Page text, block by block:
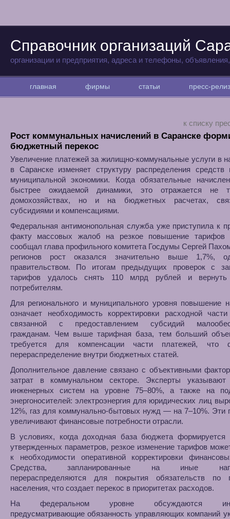
Справочник организаций
организации и предприятия, адреса и телефоны,
главная фирмы статьи пресс-
к списку
Рост коммунальных начислений в Саранске
бюджетный перекос
Увеличение платежей за жилищно-коммунальные услуги в
в Саранске изменяет структуру распределения средств
муниципальной экономики. Когда обязательные
быстрее ожидаемой динамики, это отражается не
домохозяйствах, но и на бюджетных расчетах,
субсидиями и компенсациями.
Федеральная антимонопольная служба уже приступила к
факту массовых жалоб на резкое повышение
сообщал глава профильного комитета Госдумы Сергей
регионов рост оказался значительно выше 1,7%,
правительством. По итогам предыдущих проверок с
тарифов удалось снять 110 млрд рублей и вернуть
потребителям.
Для регионального и муниципального уровня повышение
означает необходимость корректировки расходной
связанной с предоставлением субсидий
гражданам. Чем выше тарифная база, тем больший
требуется для компенсации части платежей, что
перераспределение внутри бюджетных статей.
Дополнительное давление связано с объективными
затрат в коммунальном секторе. Эксперты
инженерных систем на уровне 75–80%, а также на
энергоносителей: электроэнергия для юридических лиц
12%, газ для коммунально-бытовых нужд — на 7–10%. Эти
увеличивают финансовые потребности отрасли.
В условиях, когда доходная база бюджета формируется
утвержденных параметров, резкое изменение тарифов
к необходимости оперативной корректировки
Средства, запланированные на иные
перераспределяются для покрытия обязательств по
населения, что создает перекос в приоритетах расходов.
На федеральном уровне обсуждаются
предусматривающие обязанность управляющих компаний